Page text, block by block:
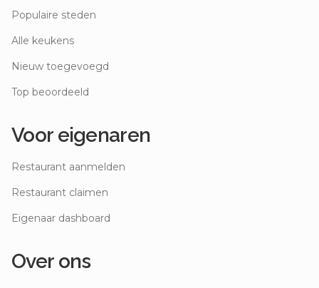
Populaire steden
Alle keukens
Nieuw toegevoegd
Top beoordeeld
Voor eigenaren
Restaurant aanmelden
Restaurant claimen
Eigenaar dashboard
Over ons